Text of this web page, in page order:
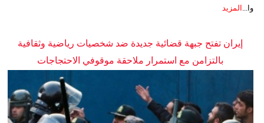
وا... المزيد
إيران تفتح جبهة قضائية جديدة ضد شخصيات رياضية وثقافية
بالتزامن مع استمرار ملاحقة موقوفي الاحتجاجات